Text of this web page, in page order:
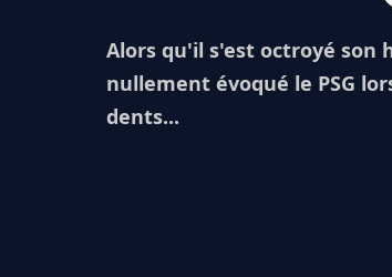
Alors qu'il s'est octroyé son
nullement évoqué le PSG
dents...